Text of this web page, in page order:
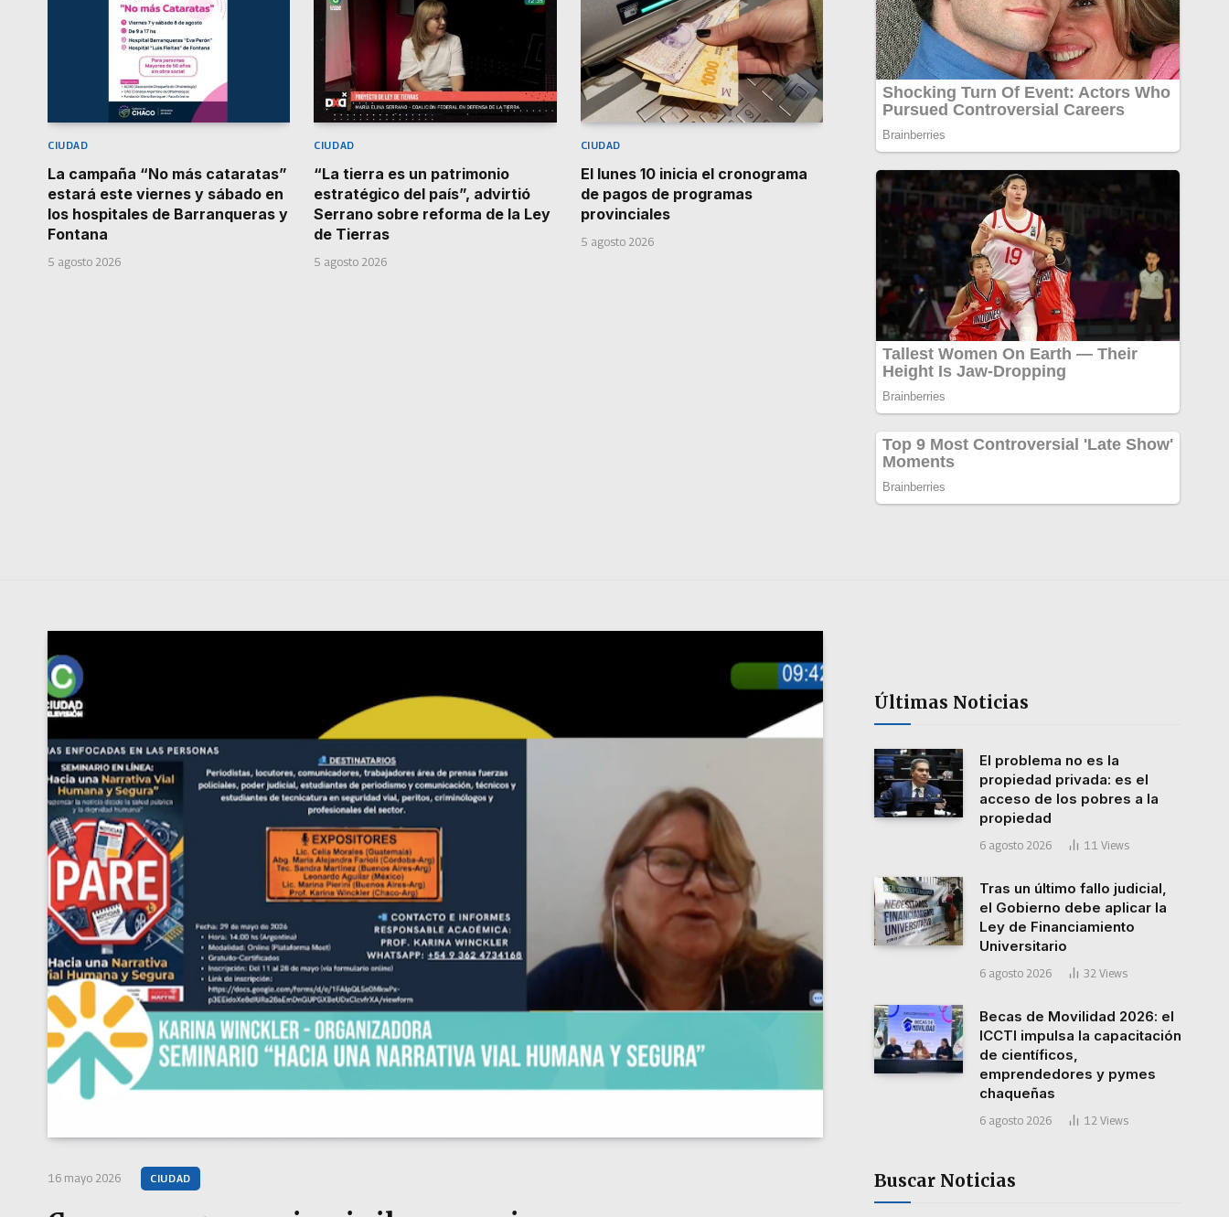
CIUDAD
La campaña “No más cataratas”
estará este viernes y sábado en
los hospitales de Barranqueras y
Fontana
5 agosto 2026
CIUDAD
“La tierra es un patrimonio
estratégico del país”, advirtió
Serrano sobre reforma de la Ley
de Tierras
5 agosto 2026
CIUDAD
El lunes 10 inicia el cronograma
de pagos de programas
provinciales
5 agosto 2026
16 mayo 2026 CIUDAD
Últimas Noticias
El problema no es la
propiedad privada: es el
acceso de los pobres a la
propiedad
6 agosto 2026 11 Views
Tras un último fallo judicial,
el Gobierno debe aplicar la
Ley de Financiamiento
Universitario
6 agosto 2026 32 Views
Becas de Movilidad 2026: el
ICCTI impulsa la capacitación
de científicos,
emprendedores y pymes
chaqueñas
6 agosto 2026 12 Views
Buscar Noticias